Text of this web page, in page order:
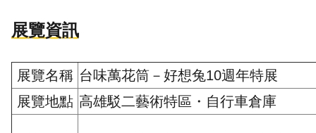
展覽資訊
展覽名稱 台味萬花筒－ 好想兔10週年特展
展覽地點 高雄駁二藝術特區・自行車倉庫